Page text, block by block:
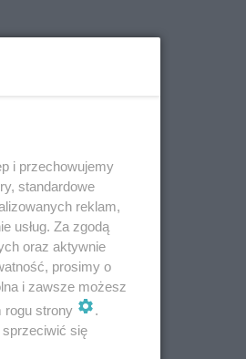
i przechowujemy
standardowe
reklam,
usług. Za zgodą
oraz aktywnie
prosimy o
i zawsze możesz
rogu strony
.
się